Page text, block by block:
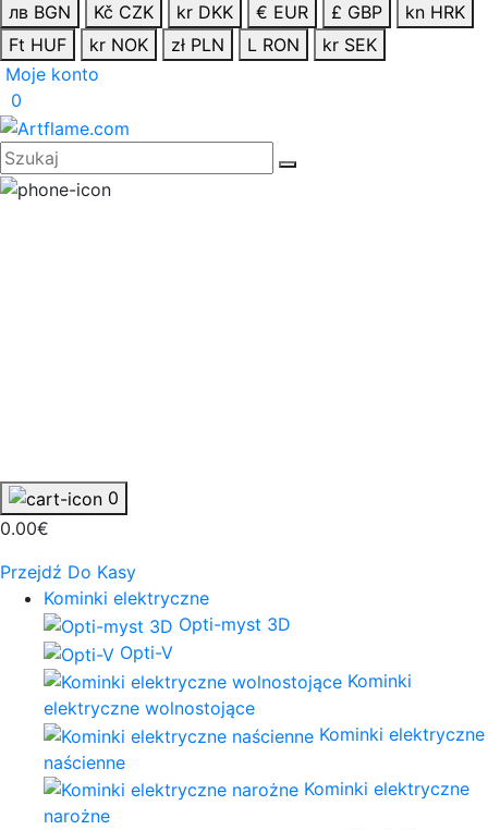
лв BGN
Kč CZK kr DKK € EUR £ GBP
kn HRK
Ft HUF
kr NOK zł PLN L RON
kr SEK
Moje konto
0
0
0.00€
Przejdź Do Kasy
Kominki elektryczne
Opti-myst 3D
Opti-V
Kominki
elektryczne wolnostojące
Kominki elektryczne
naścienne
Kominki elektryczne
narożne